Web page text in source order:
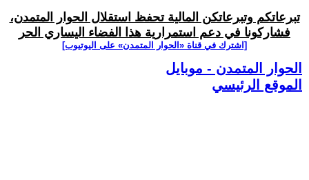
تبرعاتكم وتبرعاتكن المالية تحفظ استقلال الحوار المتمدن،
فشاركونا في دعم استمرارية هذا الفضاء اليساري الحر
[اشترك في قناة ‫«الحوار المتمدن» على اليوتيوب]
الحوار المتمدن - موبايل
الموقع الرئيسي